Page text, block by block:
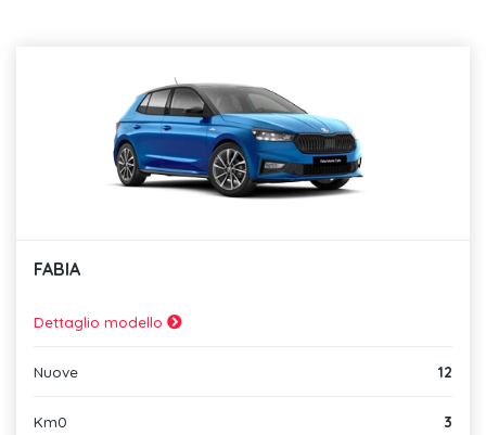
FABIA
Dettaglio modello
Nuove 12
Km0 3